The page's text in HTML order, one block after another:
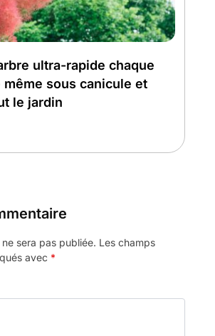
ultra-rapide chaque
sous canicule et
le jardin
sera pas publiée. Les champs
avec *